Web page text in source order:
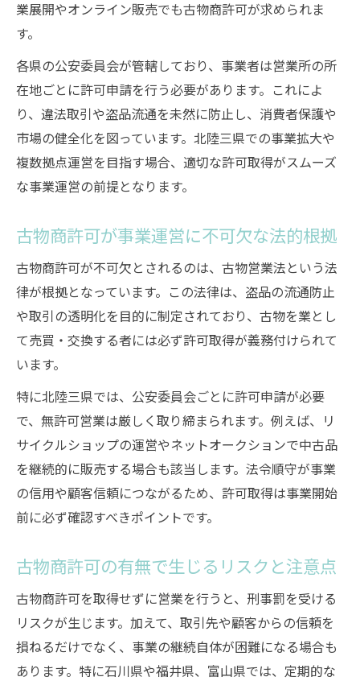
業展開やオンライン販売でも古物商許可が求められま
す。
各県の公安委員会が管轄しており、事業者は営業所の所
在地ごとに許可申請を行う必要があります。これによ
り、違法取引や盗品流通を未然に防止し、消費者保護や
市場の健全化を図っています。北陸三県での事業拡大や
複数拠点運営を目指す場合、適切な許可取得がスムーズ
な事業運営の前提となります。
古物商許可が事業運営に不可欠な法的根拠
古物商許可が不可欠とされるのは、古物営業法という法
律が根拠となっています。この法律は、盗品の流通防止
や取引の透明化を目的に制定されており、古物を業とし
て売買・交換する者には必ず許可取得が義務付けられて
います。
特に北陸三県では、公安委員会ごとに許可申請が必要
で、無許可営業は厳しく取り締まられます。例えば、リ
サイクルショップの運営やネットオークションで中古品
を継続的に販売する場合も該当します。法令順守が事業
の信用や顧客信頼につながるため、許可取得は事業開始
前に必ず確認すべきポイントです。
古物商許可の有無で生じるリスクと注意点
古物商許可を取得せずに営業を行うと、刑事罰を受ける
リスクが生じます。加えて、取引先や顧客からの信頼を
損ねるだけでなく、事業の継続自体が困難になる場合も
あります。特に石川県や福井県、富山県では、定期的な